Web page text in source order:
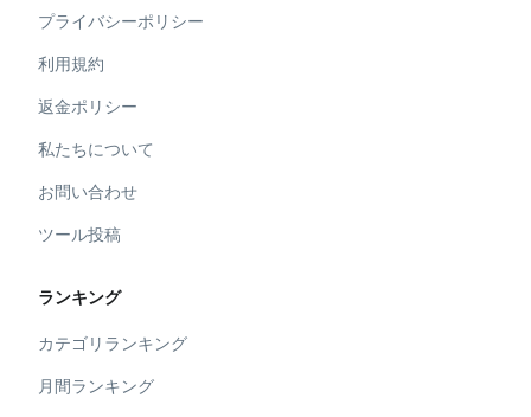
プライバシーポリシー
利用規約
返金ポリシー
私たちについて
お問い合わせ
ツール投稿
ランキング
カテゴリランキング
月間ランキング